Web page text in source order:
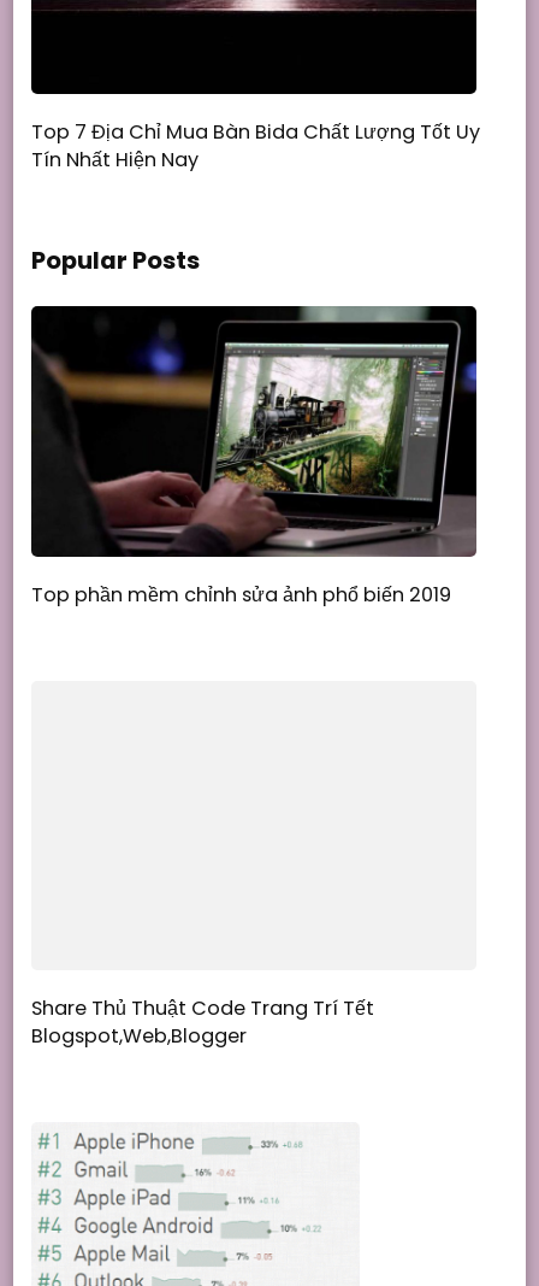
Top 7 Địa Chỉ Mua Bàn Bida Chất Lượng Tốt Uy
Tín Nhất Hiện Nay
Popular Posts
Top phần mềm chỉnh sửa ảnh phổ biến 2019
Share Thủ Thuật Code Trang Trí Tết
Blogspot,Web,Blogger